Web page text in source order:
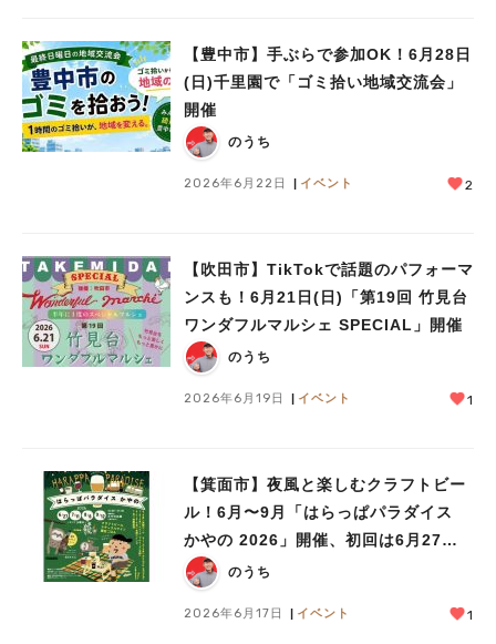
【豊中市】手ぶらで参加OK！6月28日
(日)千里園で「ゴミ拾い地域交流会」
開催
のうち
2026年6月22日 イベント 2
【吹田市】TikTokで話題のパフォーマ
ンスも！6月21日(日)「第19回 竹見台
ワンダフルマルシェ SPECIAL」開催
のうち
2026年6月19日 イベント 1
【箕面市】夜風と楽しむクラフトビー
ル！6月〜9月「はらっぱパラダイス
かやの 2026」開催、初回は6月27日
(土)
のうち
2026年6月17日 イベント 1